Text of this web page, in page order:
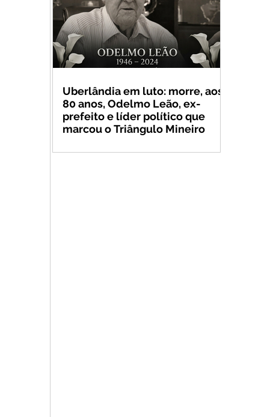
Uberlândia em luto: morre, aos
80 anos, Odelmo Leão, ex-
prefeito e líder político que
marcou o Triângulo Mineiro